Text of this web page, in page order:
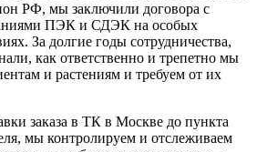
РФ, мы заключили договора с
ПЭК и СДЭК на особых
За долгие годы сотрудничества,
как ответственно и трепетно мы
и растениям и требуем от их
заказа в ТК в Москве до пункта
мы контролируем и отслеживаем